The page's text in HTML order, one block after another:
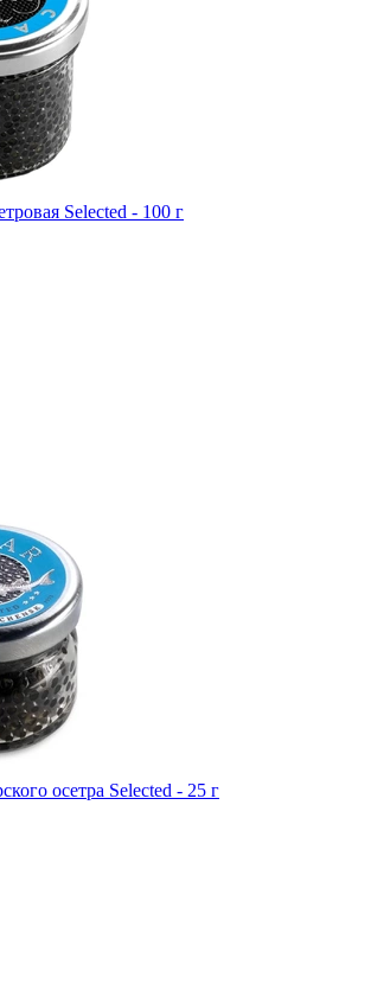
Selected - 100 г
осетра Selected - 25 г